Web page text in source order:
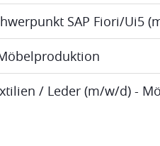
SAP Fiori/Ui5
/ Leder (m/w/d) -